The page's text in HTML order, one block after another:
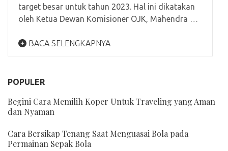
target besar untuk tahun 2023. Hal ini dikatakan
oleh Ketua Dewan Komisioner OJK, Mahendra …
BACA SELENGKAPNYA
POPULER
Begini Cara Memilih Koper Untuk Traveling yang Aman
dan Nyaman
Cara Bersikap Tenang Saat Menguasai Bola pada
Permainan Sepak Bola